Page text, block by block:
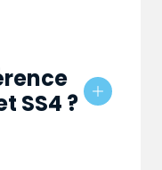
SS4 ?